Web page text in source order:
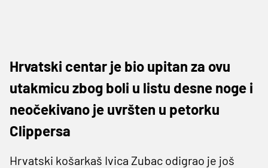
Hrvatski centar je bio upitan za ovu
utakmicu zbog boli u listu desne noge i
neočekivano je uvršten u petorku
Clippersa
Hrvatski košarkaš Ivica Zubac odigrao je još